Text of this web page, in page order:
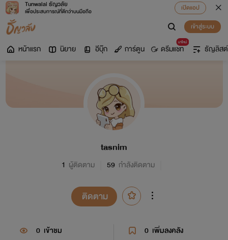
Tunwalai ธัญวลัย
เพื่อประสบการณ์ที่ดีกว่าบนมือถือ
เปิดแอป
เข้าสู่ระบบ
หน้าแรก นิยาย อีบุ๊ก การ์ตูน
มาใหม่
ดรีมแชท ธัญลิสต์
tasnim
1 ผู้ติดตาม 59 กำลังติดตาม
ติดตาม
0 เข้าชม 0 เพิ่มลงคลัง